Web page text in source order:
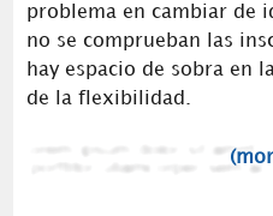
problema en cambiar de
no se comprueban las
hay espacio de sobra en
de la flexibilidad.